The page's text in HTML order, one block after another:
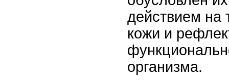
действием на
кожи и
организма.